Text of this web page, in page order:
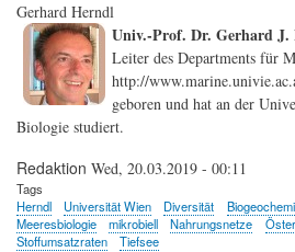
Gerhard Herndl
Univ.-Prof. Dr. Gerhard
Leiter des Departments für
http://
geboren und hat an der
Biologie studiert.
Redaktion Wed, 20.03.2019 - 00:11
Tags
Herndl
Universität Wien Diversität
Meeresbiologie
mikrobiell Nahrungsnetze
Stoffumsatzraten
Tiefsee